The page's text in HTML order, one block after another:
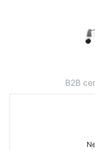
Elegante
lampa se
B2B